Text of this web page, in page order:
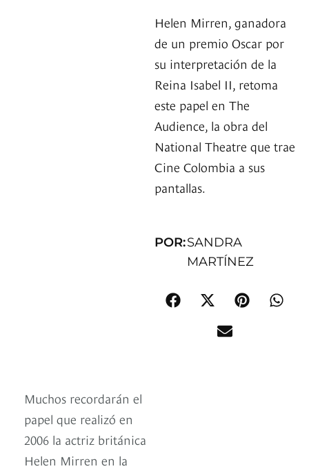
Helen Mirren, ganadora
de un premio Oscar por
su interpretación de la
Reina Isabel II, retoma
este papel en The
Audience, la obra del
National Theatre que trae
Cine Colombia a sus
pantallas.
POR:SANDRA
MARTÍNEZ
Muchos recordarán el
papel que realizó en
2006 la actriz británica
Helen Mirren en la